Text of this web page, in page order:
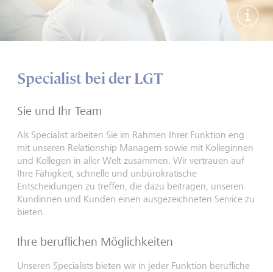
Specialist bei der LGT
Sie und Ihr Team
Als Specialist arbeiten Sie im Rahmen Ihrer Funktion eng
mit unseren Relationship Managern sowie mit Kolleginnen
und Kollegen in aller Welt zusammen. Wir vertrauen auf
Ihre Fähigkeit, schnelle und unbürokratische
Entscheidungen zu treffen, die dazu beitragen, unseren
Kundinnen und Kunden einen ausgezeichneten Service zu
bieten.
Ihre beruflichen Möglichkeiten
Unseren Specialists bieten wir in jeder Funktion berufliche